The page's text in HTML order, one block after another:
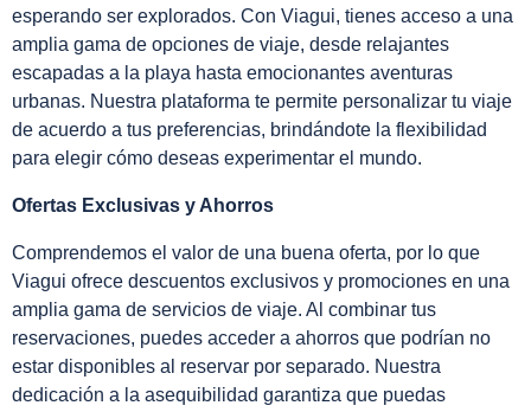
esperando ser explorados. Con Viagui, tienes acceso a una
amplia gama de opciones de viaje, desde relajantes
escapadas a la playa hasta emocionantes aventuras
urbanas. Nuestra plataforma te permite personalizar tu viaje
de acuerdo a tus preferencias, brindándote la flexibilidad
para elegir cómo deseas experimentar el mundo.
Ofertas Exclusivas y Ahorros
Comprendemos el valor de una buena oferta, por lo que
Viagui ofrece descuentos exclusivos y promociones en una
amplia gama de servicios de viaje. Al combinar tus
reservaciones, puedes acceder a ahorros que podrían no
estar disponibles al reservar por separado. Nuestra
dedicación a la asequibilidad garantiza que puedas